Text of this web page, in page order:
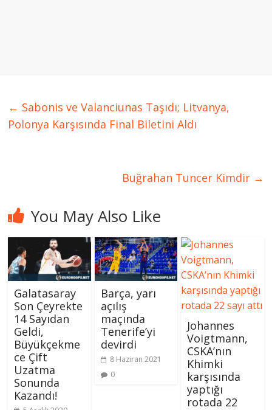
← Sabonis ve Valanciunas Taşıdı; Litvanya,
Polonya Karşısında Final Biletini Aldı
Buğrahan Tuncer Kimdir →
You May Also Like
Galatasaray
Son Çeyrekte
14 Sayıdan
Geldi,
Büyükçekme
ce Çift
Uzatma
Sonunda
Kazandı!
Barça, yarı
açılış
maçında
Tenerife’yi
devirdi
8 Haziran 2021
0
Johannes
Voigtmann,
CSKA’nın
Khimki
karşısında
yaptığı
rotada 22